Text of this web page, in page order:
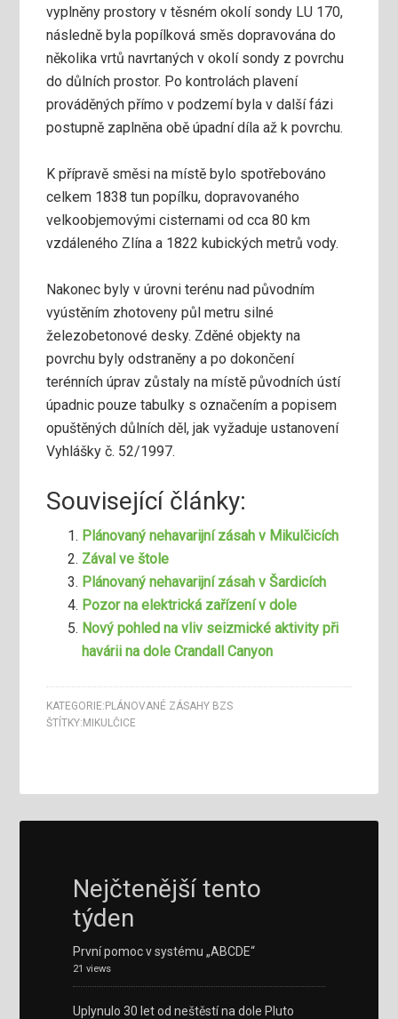
vyplněny prostory v těsném okolí sondy LU 170,
následně byla popílková směs dopravována do
několika vrtů navrtaných v okolí sondy z povrchu
do důlních prostor. Po kontrolách plavení
prováděných přímo v podzemí byla v další fázi
postupně zaplněna obě úpadní díla až k povrchu.
K přípravě směsi na místě bylo spotřebováno
celkem 1838 tun popílku, dopravovaného
velkoobjemovými cisternami od cca 80 km
vzdáleného Zlína a 1822 kubických metrů vody.
Nakonec byly v úrovni terénu nad původním
vyústěním zhotoveny půl metru silné
železobetonové desky. Zděné objekty na
povrchu byly odstraněny a po dokončení
terénních úprav zůstaly na místě původních ústí
úpadnic pouze tabulky s označením a popisem
opuštěných důlních děl, jak vyžaduje ustanovení
Vyhlášky č. 52/1997.
Související články:
Plánovaný nehavarijní zásah v Mikulčicích
Zával ve štole
Plánovaný nehavarijní zásah v Šardicích
Pozor na elektrická zařízení v dole
Nový pohled na vliv seizmické aktivity při
havárii na dole Crandall Canyon
KATEGORIE: PLÁNOVANÉ ZÁSAHY BZS
ŠTÍTKY: MIKULČICE
Nejčtenější tento
týden
První pomoc v systému „ABCDE“
21 views
Uplynulo 30 let od neštěstí na dole Pluto